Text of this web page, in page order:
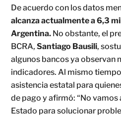
De acuerdo con los datos
alcanza actualmente a 6,3
Argentina. No obstante, el
BCRA,Santiago Bausili,
algunos bancos ya observan
indicadores. Al mismo
asistencia estatal para
de pago y afirmó: “No vamos
Estado para solucionar